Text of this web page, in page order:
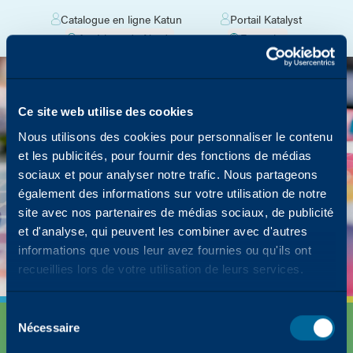
Ce site web utilise des cookies
Nous utilisons des cookies pour personnaliser le contenu
et les publicités, pour fournir des fonctions de médias
sociaux et pour analyser notre trafic. Nous partageons
également des informations sur votre utilisation de notre
site avec nos partenaires de médias sociaux, de publicité
et d'analyse, qui peuvent les combiner avec d'autres
informations que vous leur avez fournies ou qu'ils ont
recueillies lors de votre utilisation de leurs services.
desNécessaire
Catalogue en ligne Katun
Portail Katalyst
Amérique du Nord
Français
recherchez a été
oubliée dans la
photocopieuse.
Mais nous avons beaucoup d'autres contenus
sur la façon dont Katun peut simplifier votre
succès !
Retour à la page d'accueil